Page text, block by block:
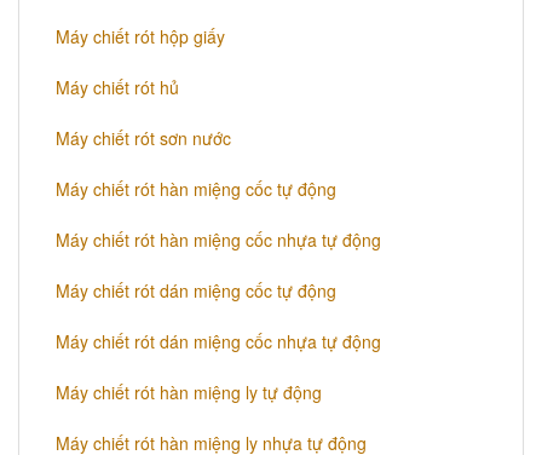
Máy chiết rót hộp giấy
Máy chiết rót hủ
​Máy chiết rót sơn nước
Máy chiết rót hàn miệng cốc tự động
Máy chiết rót hàn miệng cốc nhựa tự động
Máy chiết rót dán miệng cốc tự động
Máy chiết rót dán miệng cốc nhựa tự động
Máy chiết rót hàn miệng ly tự động
Máy chiết rót hàn miệng ly nhựa tự động